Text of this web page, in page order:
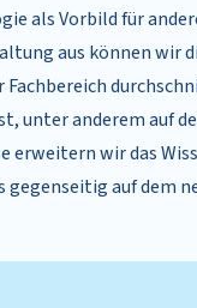
als Vorbild für
aus können
unter anderem auf
erweitern wir das
gegenseitig auf dem